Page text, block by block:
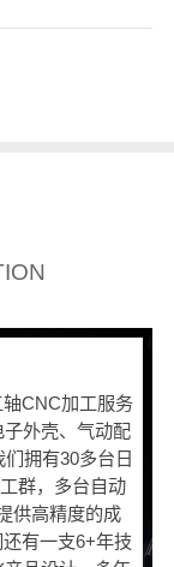
CNC加工服务
外壳、气动配
拥有30多台日
群，多台自动
供高精度的成
有一支6+年技